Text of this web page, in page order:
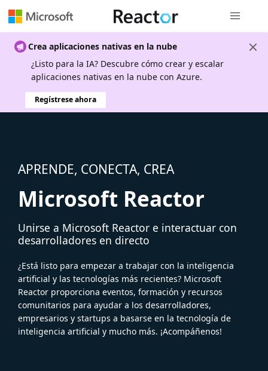
Crea aplicaciones nativas en la nube
¿Listo para la IA? Descubre cómo crear y escalar
aplicaciones nativas en la nube con Azure.
Regístrese ahora
APRENDE, CONECTA, CREA
Microsoft Reactor
Unirse a Microsoft Reactor e interactuar con
desarrolladores en directo
¿Está listo para empezar a trabajar con la inteligencia
artificial y las tecnologías más recientes? Microsoft
Reactor proporciona eventos, formación y recursos
comunitarios para ayudar a los desarrolladores,
empresarios y startups a basarse en la tecnología de
inteligencia artificial y mucho más. ¡Acompáñenos!